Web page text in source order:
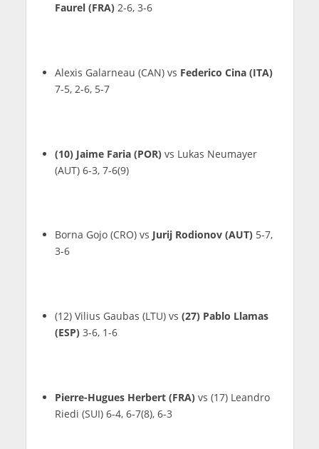
Faurel (FRA)2-6, 3-6
Alexis Galarneau (CAN) vs Federico Cina (ITA)
7-5, 2-6, 5-7
(10) Jaime Faria (POR)vs Lukas Neumayer
(AUT) 6-3, 7-6(9)
Borna Gojo (CRO) vs Jurij Rodionov (AUT)5-7,
3-6
(12) Vilius Gaubas (LTU) vs (27) Pablo Llamas
(ESP)3-6, 1-6
Pierre-Hugues Herbert (FRA)vs (17) Leandro
Riedi (SUI) 6-4, 6-7(8), 6-3